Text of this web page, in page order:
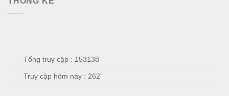
Tổng truy cập : 153138
Truy cập hôm nay : 262